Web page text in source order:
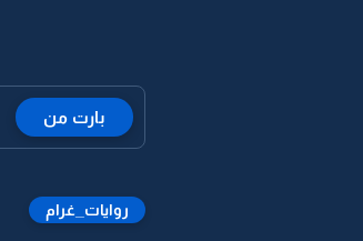
بارت من
روايات_غرام